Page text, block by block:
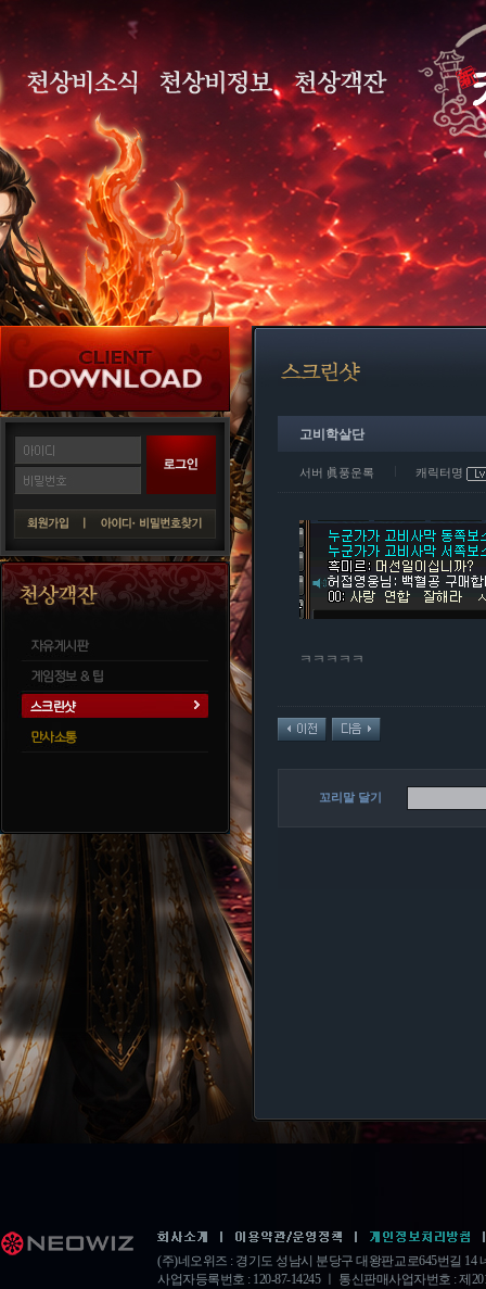
고비학살단
서버 眞풍운록 캐릭터명
ㅋㅋㅋㅋㅋ
(주)네오위즈 : 경기도 성남시 분당구 대왕판교로645번길 14
사업자등록번호 : 120-87-14245 ㅣ 통신판매사업자번호 : 제